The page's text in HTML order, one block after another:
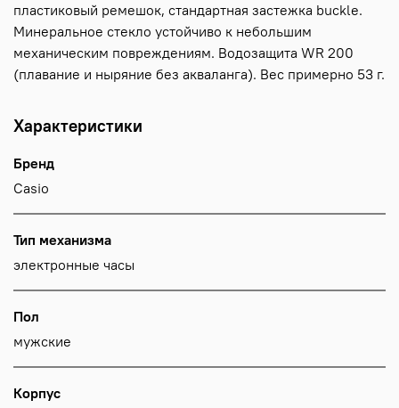
пластиковый ремешок, стандартная застежка buckle.
Минеральное стекло устойчиво к небольшим
механическим повреждениям. Водозащита WR 200
(плавание и ныряние без акваланга). Вес примерно 53 г.
Характеристики
Бренд
Casio
Тип механизма
электронные часы
Пол
мужские
Корпус